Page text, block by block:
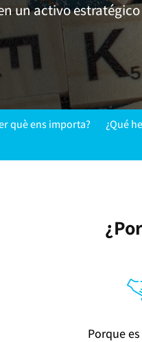
un activo
què ens importa? ¿Qué
Porque